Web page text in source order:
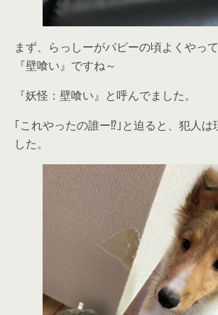
まず、らっしーがパピーの頃よくやって
『壁喰い』ですね～
『妖怪：壁喰い』と呼んでました。
｢これやったの誰ー⁉｣と迫ると、犯人は
した。